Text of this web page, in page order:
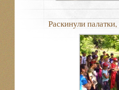
Раскинули